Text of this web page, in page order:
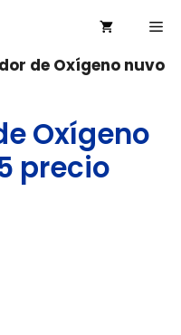
de Oxígeno nuvo
Oxígeno
precio